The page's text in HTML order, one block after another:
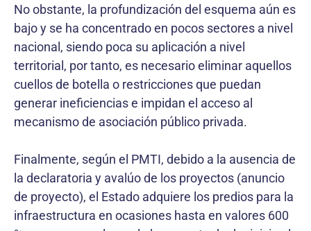
No obstante, la profundización del esquema aún es
bajo y se ha concentrado en pocos sectores a nivel
nacional, siendo poca su aplicación a nivel
territorial, por tanto, es necesario eliminar aquellos
cuellos de botella o restricciones que puedan
generar ineficiencias e impidan el acceso al
mecanismo de asociación público privada.
Finalmente, según el PMTI, debido a la ausencia de
la declaratoria y avalúo de los proyectos (anuncio
de proyecto), el Estado adquiere los predios para la
infraestructura en ocasiones hasta en valores 600